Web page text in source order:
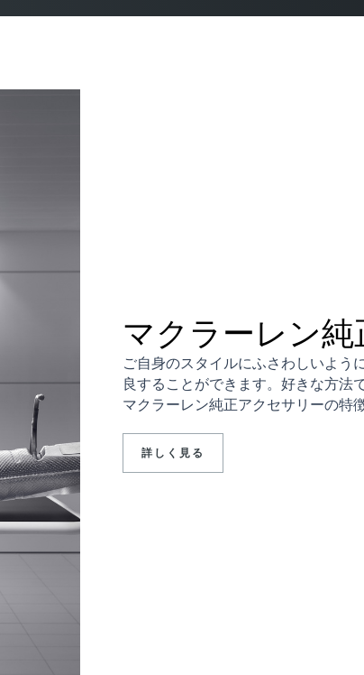
マクラーレン
ご自身のスタイルにふさわしいよう
良することができます。好きな方法
マクラーレン純正アクセサリーの特
詳しく見る